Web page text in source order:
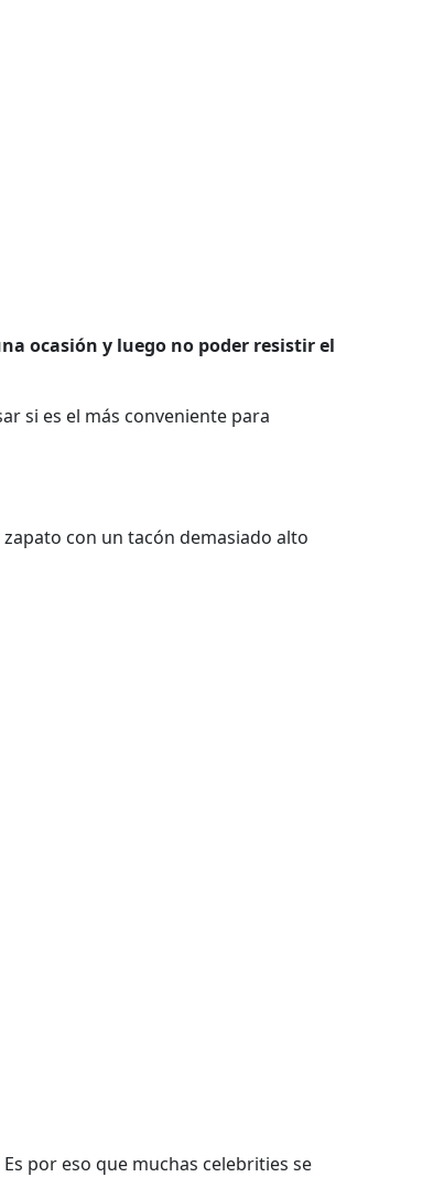
ocasión y luego no poder resistir el
si es el más conveniente para
con un tacón demasiado alto
por eso que muchas celebrities se